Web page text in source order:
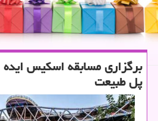
برگزاری مسابقه اسكیس ایده
پل طبیعت